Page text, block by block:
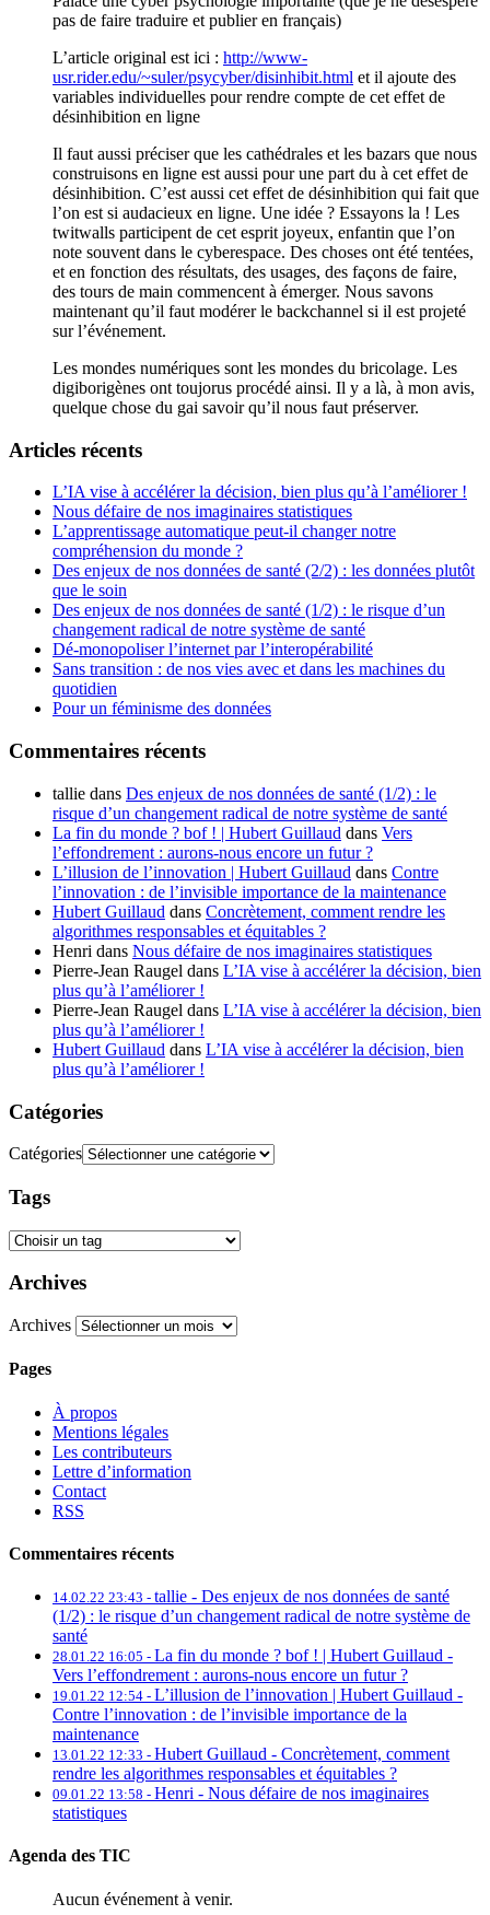
pas de faire traduire et publier en français)
L’article original est ici : http://www-
usr.rider.edu/~suler/psycyber/disinhibit.html et il ajoute des
variables individuelles pour rendre compte de cet effet de
désinhibition en ligne
Il faut aussi préciser que les cathédrales et les bazars que nous
construisons en ligne est aussi pour une part du à cet effet de
désinhibition. C’est aussi cet effet de désinhibition qui fait que
l’on est si audacieux en ligne. Une idée ? Essayons la ! Les
twitwalls participent de cet esprit joyeux, enfantin que l’on
note souvent dans le cyberespace. Des choses ont été tentées,
et en fonction des résultats, des usages, des façons de faire,
des tours de main commencent à émerger. Nous savons
maintenant qu’il faut modérer le backchannel si il est projeté
sur l’événement.
Les mondes numériques sont les mondes du bricolage. Les
digiborigènes ont toujorus procédé ainsi. Il y a là, à mon avis,
quelque chose du gai savoir qu’il nous faut préserver.
Articles récents
L’IA vise à accélérer la décision, bien plus qu’à l’améliorer !
Nous défaire de nos imaginaires statistiques
L’apprentissage automatique peut-il changer notre
compréhension du monde ?
Des enjeux de nos données de santé (2/2) : les données plutôt
que le soin
Des enjeux de nos données de santé (1/2) : le risque d’un
changement radical de notre système de santé
Dé-monopoliser l’internet par l’interopérabilité
Sans transition : de nos vies avec et dans les machines du
quotidien
Pour un féminisme des données
Commentaires récents
tallie dans Des enjeux de nos données de santé (1/2) : le
risque d’un changement radical de notre système de santé
La fin du monde ? bof ! | Hubert Guillaud dans Vers
l’effondrement : aurons-nous encore un futur ?
L’illusion de l’innovation | Hubert Guillaud dans Contre
l’innovation : de l’invisible importance de la maintenance
Hubert Guillaud dans Concrètement, comment rendre les
algorithmes responsables et équitables ?
Henri dans Nous défaire de nos imaginaires statistiques
Pierre-Jean Raugel dans L’IA vise à accélérer la décision, bien
plus qu’à l’améliorer !
Pierre-Jean Raugel dans L’IA vise à accélérer la décision, bien
plus qu’à l’améliorer !
Hubert Guillaud dans L’IA vise à accélérer la décision, bien
plus qu’à l’améliorer !
Catégories
Catégories
Tags
Archives
Archives
Pages
À propos
Mentions légales
Les contributeurs
Lettre d’information
Contact
RSS
Commentaires récents
14.02.22 23:43 - tallie - Des enjeux de nos données de santé
(1/2) : le risque d’un changement radical de notre système de
santé
28.01.22 16:05 - La fin du monde ? bof ! | Hubert Guillaud -
Vers l’effondrement : aurons-nous encore un futur ?
19.01.22 12:54 - L’illusion de l’innovation | Hubert Guillaud -
Contre l’innovation : de l’invisible importance de la
maintenance
13.01.22 12:33 - Hubert Guillaud - Concrètement, comment
rendre les algorithmes responsables et équitables ?
09.01.22 13:58 - Henri - Nous défaire de nos imaginaires
statistiques
Agenda des TIC
Aucun événement à venir.